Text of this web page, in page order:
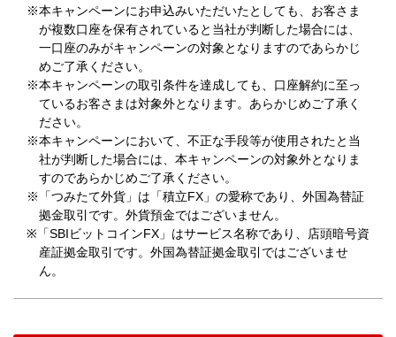
※本キャンペーンにお申込みいただいたとしても、お客さま
が複数口座を保有されていると当社が判断した場合には、
一口座のみがキャンペーンの対象となりますのであらかじ
めご了承ください。
※本キャンペーンの取引条件を達成しても、口座解約に至っ
ているお客さまは対象外となります。あらかじめご了承く
ださい。
※本キャンペーンにおいて、不正な手段等が使用されたと当
社が判断した場合には、本キャンペーンの対象外となりま
すのであらかじめご了承ください。
※「つみたて外貨」は「積立FX」の愛称であり、外国為替証
拠金取引です。外貨預金ではございません。
※「SBIビットコインFX」はサービス名称であり、店頭暗号資
産証拠金取引です。外国為替証拠金取引ではございませ
ん。